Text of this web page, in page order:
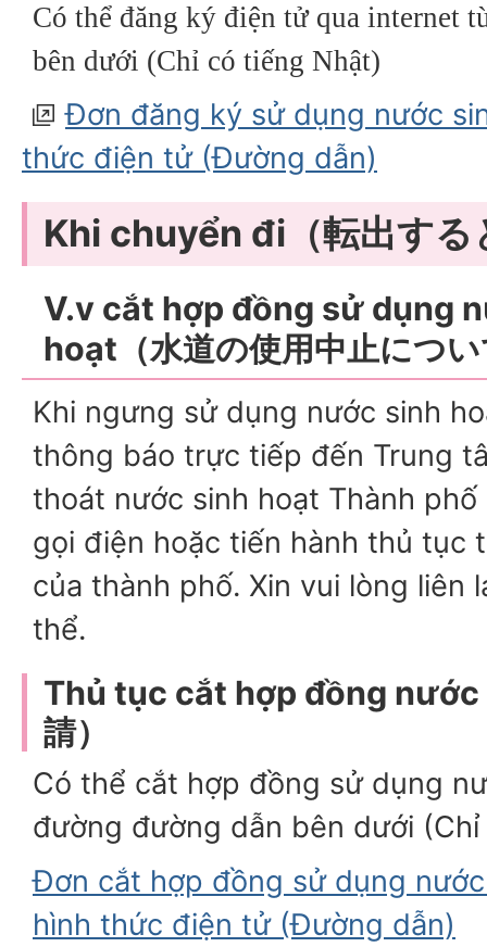
Có thể đăng ký điện tử qua internet
bên dưới (Chỉ có tiếng Nhật)
Đơn đăng ký sử dụng nước
thức điện tử (Đường dẫn)
Khi chuyển đi（転出する
V.v cắt hợp đồng sử dụng
hoạt（水道の使用中止につ
Khi ngưng sử dụng nước sinh
thông báo trực tiếp đến Trung
thoát nước sinh hoạt Thành phố
gọi điện hoặc tiến hành thủ tục
của thành phố. Xin vui lòng liên
thể.
Thủ tục cắt hợp đồng nước
請）
Có thể cắt hợp đồng sử dụng
đường đường dẫn bên dưới
Đơn cắt hợp đồng sử dụng
hình thức điện tử (Đường dẫn)